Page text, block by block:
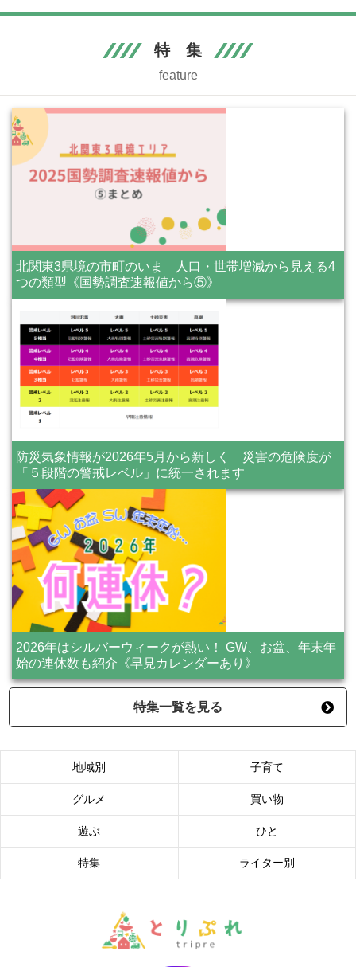
特 集
feature
北関東3県境の市町のいま 人口・世帯増減から見える4
つの類型《国勢調査速報値から⑤》
防災気象情報が2026年5月から新しく 災害の危険度が
「５段階の警戒レベル」に統一されます
2026年はシルバーウィークが熱い！ GW、お盆、年末年
始の連休数も紹介《早見カレンダーあり》
特集一覧を見る
地域別 子育て
グルメ 買い物
遊ぶ ひと
特集 ライター別